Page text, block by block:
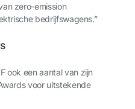
zero-emission
bedrijfswagens.”
ook een aantal van zijn
voor uitstekende